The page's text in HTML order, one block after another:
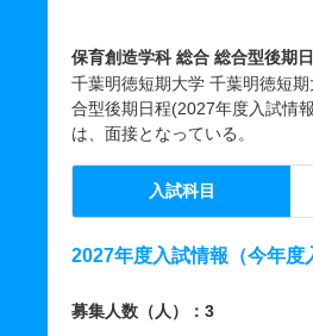
保育創造学科 総合 総合型後期
千葉明徳短期大学 千葉明徳短
合型後期日程(2027年度入試情
は、面接となっている。
入試科目
2027年度入試情報（今年度
募集人数（人）：3